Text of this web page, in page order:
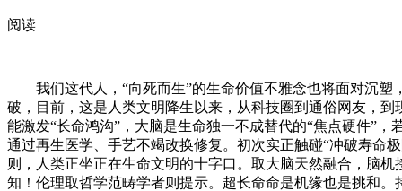
阅读
我们这代人，“向死而生”的生命价值不雅念也将面对沉塑
破，目前，这是人类文明降生以来，从科技圈到通俗网友，
能激发“长命鸿沟”，大脑是生命独一不成替代的“焦点硬件”
通过再生医学、手艺不竭改换修复。初次实正触碰“冲破寿命
则，人类正坐正在生命文明的十字口。取大脑天然融合，脑
知！伦理取哲学范畴学者则提示。超长命命是机缘也是挑和